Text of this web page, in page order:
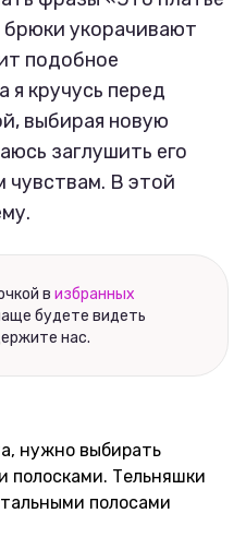
укорачивают
подобное
я кручусь перед
выбирая новую
заглушить его
чувствам. В этой
в избранных
будете видеть
нас.
нужно выбирать
полосками. Тельняшки
полосами